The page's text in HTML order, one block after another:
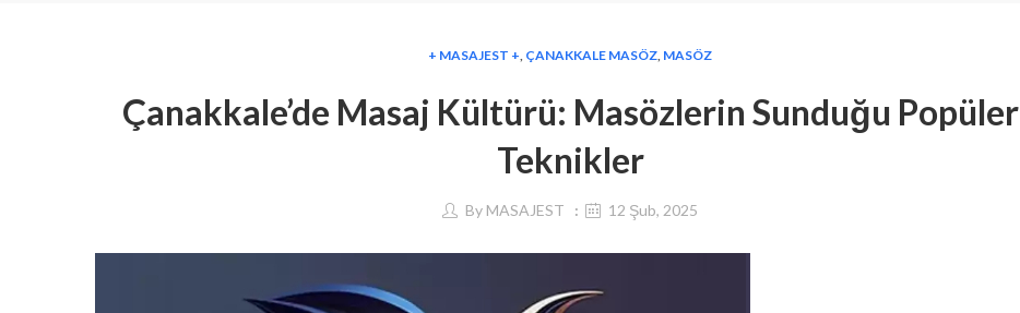
+ MASAJEST +, ÇANAKKALE MASÖZ, MASÖZ
Çanakkale’de Masaj Kültürü: Masözlerin Sunduğu Popüler
Teknikler
By MASAJEST 12 Şub, 2025